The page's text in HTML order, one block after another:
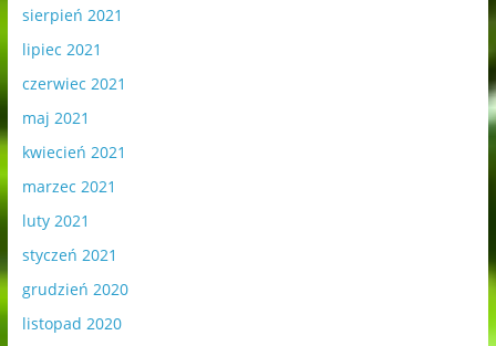
sierpień 2021
lipiec 2021
czerwiec 2021
maj 2021
kwiecień 2021
marzec 2021
luty 2021
styczeń 2021
grudzień 2020
listopad 2020